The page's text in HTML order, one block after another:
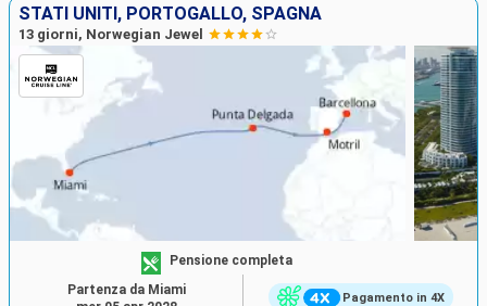
STATI UNITI, PORTOGALLO, SPAGNA
13 giorni, Norwegian Jewel
Pagamento in 4X
Pensione completa
Partenza da Miami